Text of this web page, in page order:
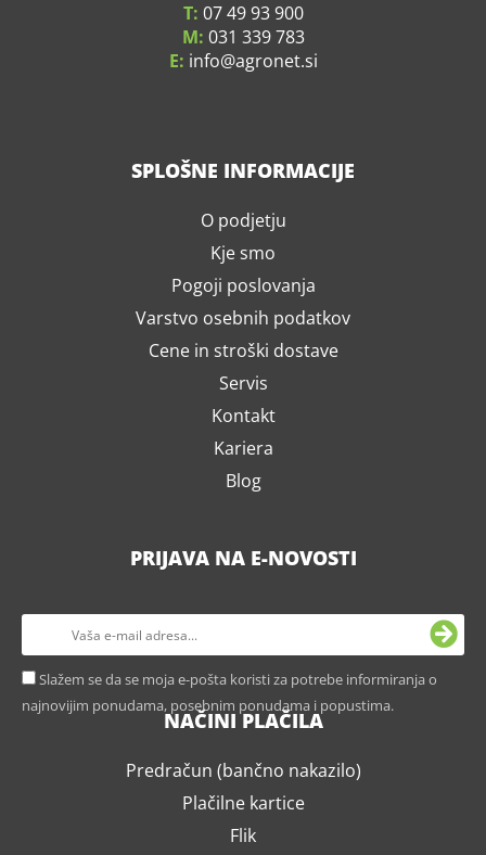
T: 07 49 93 900
M: 031 339 783
E: info agronet.si
SPLOŠNE INFORMACIJE
O podjetju
Kje smo
Pogoji poslovanja
Varstvo osebnih podatkov
Cene in stroški dostave
Servis
Kontakt
Kariera
Blog
PRIJAVA NA E-NOVOSTI
Slažem se da se moja e-pošta koristi za potrebe informiranja o
najnovijim ponudama, posebnim ponudama i popustima.
NAČINI PLAČILA
Predračun (bančno nakazilo)
Plačilne kartice
Flik